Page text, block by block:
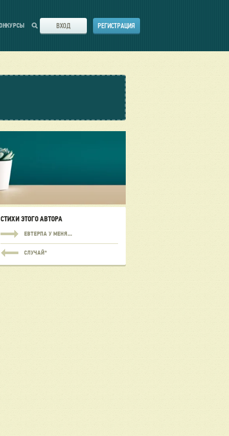
ВХОД РЕГИСТРАЦИЯ
СТИХИ ЭТОГО АВТОРА
ЕВТЕРПА У МЕНЯ...
СЛУЧАЙ*